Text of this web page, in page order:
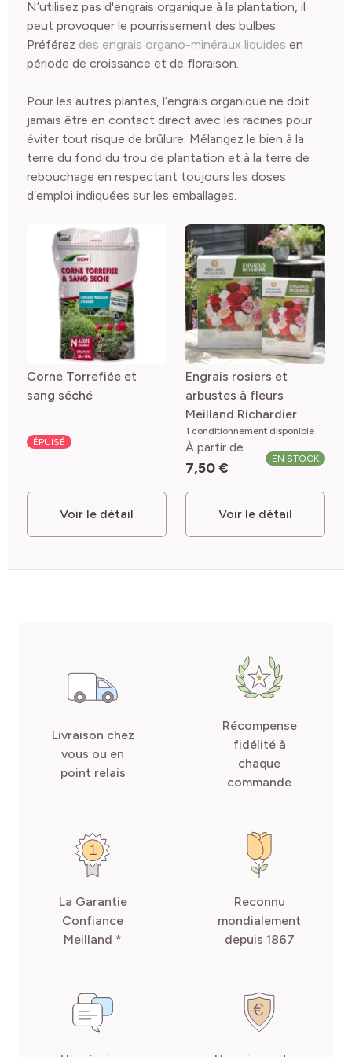
N’utilisez pas d'engrais organique à la plantation, il
peut provoquer le pourrissement des bulbes.
Préférez des engrais organo-minéraux liquides en
période de croissance et de floraison.
Pour les autres plantes, l’engrais organique ne doit
jamais être en contact direct avec les racines pour
éviter tout risque de brûlure. Mélangez le bien à la
terre du fond du trou de plantation et à la terre de
rebouchage en respectant toujours les doses
d’emploi indiquées sur les emballages.
Corne Torrefiée et
sang séché
ÉPUISÉ
Voir le détail
Engrais rosiers et
arbustes à fleurs
Meilland Richardier
1 conditionnement disponible
À partir de
7,50 €
EN STOCK
Voir le détail
Livraison chez
vous ou en
point relais
Récompense
fidélité à
chaque
commande
La Garantie
Confiance
Meilland *
Reconnu
mondialement
depuis 1867